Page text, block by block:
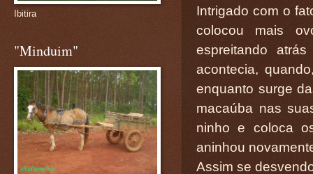
Intrigado com o
colocou mais
espreitando
acontecia,
enquanto surge
macaúba nas
ninho e coloca
aninhou
Assim se
Ibitira
"Minduim"